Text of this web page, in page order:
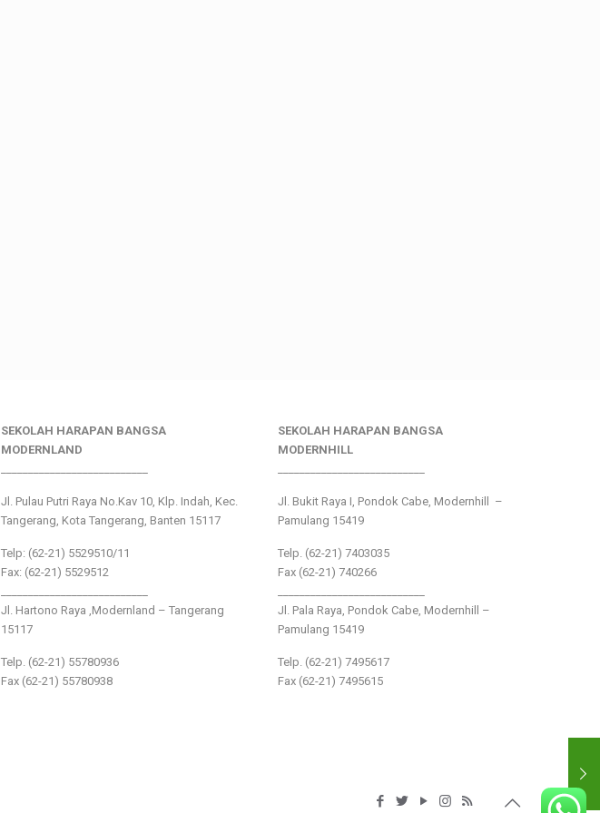
SEKOLAH HARAPAN BANGSA
MODERNLAND
Jl. Pulau Putri Raya No.Kav 10, Klp. Indah, Kec.
Tangerang, Kota Tangerang, Banten 15117
Telp: (62-21) 5529510/11
Fax: (62-21) 5529512
Jl. Hartono Raya ,Modernland – Tangerang
15117
Telp. (62-21) 55780936
Fax (62-21) 55780938
SEKOLAH HARAPAN BANGSA
MODERNHILL
Jl. Bukit Raya I, Pondok Cabe, Modernhill –
Pamulang 15419
Telp. (62-21) 7403035
Fax (62-21) 740266
Jl. Pala Raya, Pondok Cabe, Modernhill –
Pamulang 15419
Telp. (62-21) 7495617
Fax (62-21) 7495615